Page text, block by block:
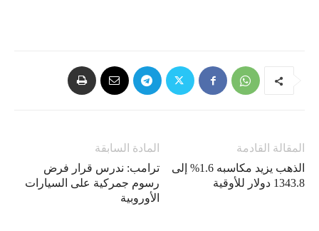
المادة السابقة
ترامب: ندرس قرار فرض
رسوم جمركية على السيارات
الأوروبية
المقالة القادمة
الذهب يزيد مكاسبه 1.6% إلى
1343.8 دولار للأوقية